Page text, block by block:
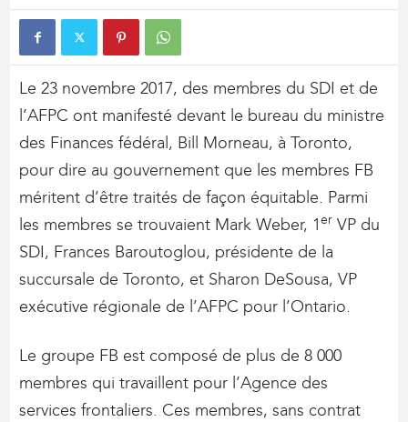
Le 23 novembre 2017, des membres du SDI et de
l’AFPC ont manifesté devant le bureau du ministre
des Finances fédéral, Bill Morneau, à Toronto,
pour dire au gouvernement que les membres FB
méritent d’être traités de façon équitable. Parmi
les membres se trouvaient Mark Weber, 1er VP du
SDI, Frances Baroutoglou, présidente de la
succursale de Toronto, et Sharon DeSousa, VP
exécutive régionale de l’AFPC pour l’Ontario.
Le groupe FB est composé de plus de 8 000
membres qui travaillent pour l’Agence des
services frontaliers. Ces membres, sans contrat